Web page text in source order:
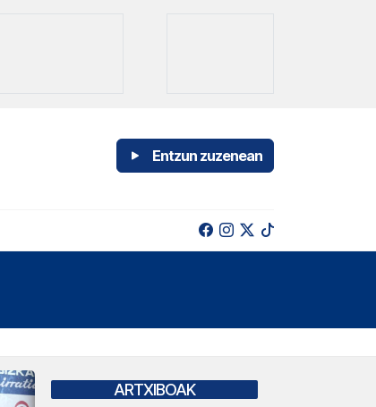
Entzun zuzenean
ARTXIBOAK